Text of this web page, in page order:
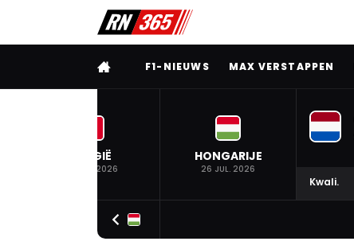
VOLLEDIG MENU
F1-NIEUWS MAX VERSTAPPEN
BELGIË
19 JUL. 2026
HONGARIJE
26 JUL. 2026
Kwali.